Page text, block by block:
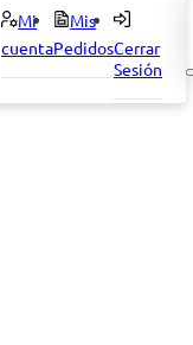
Mi
cuenta
Mis
PedidosCerrar
Sesión